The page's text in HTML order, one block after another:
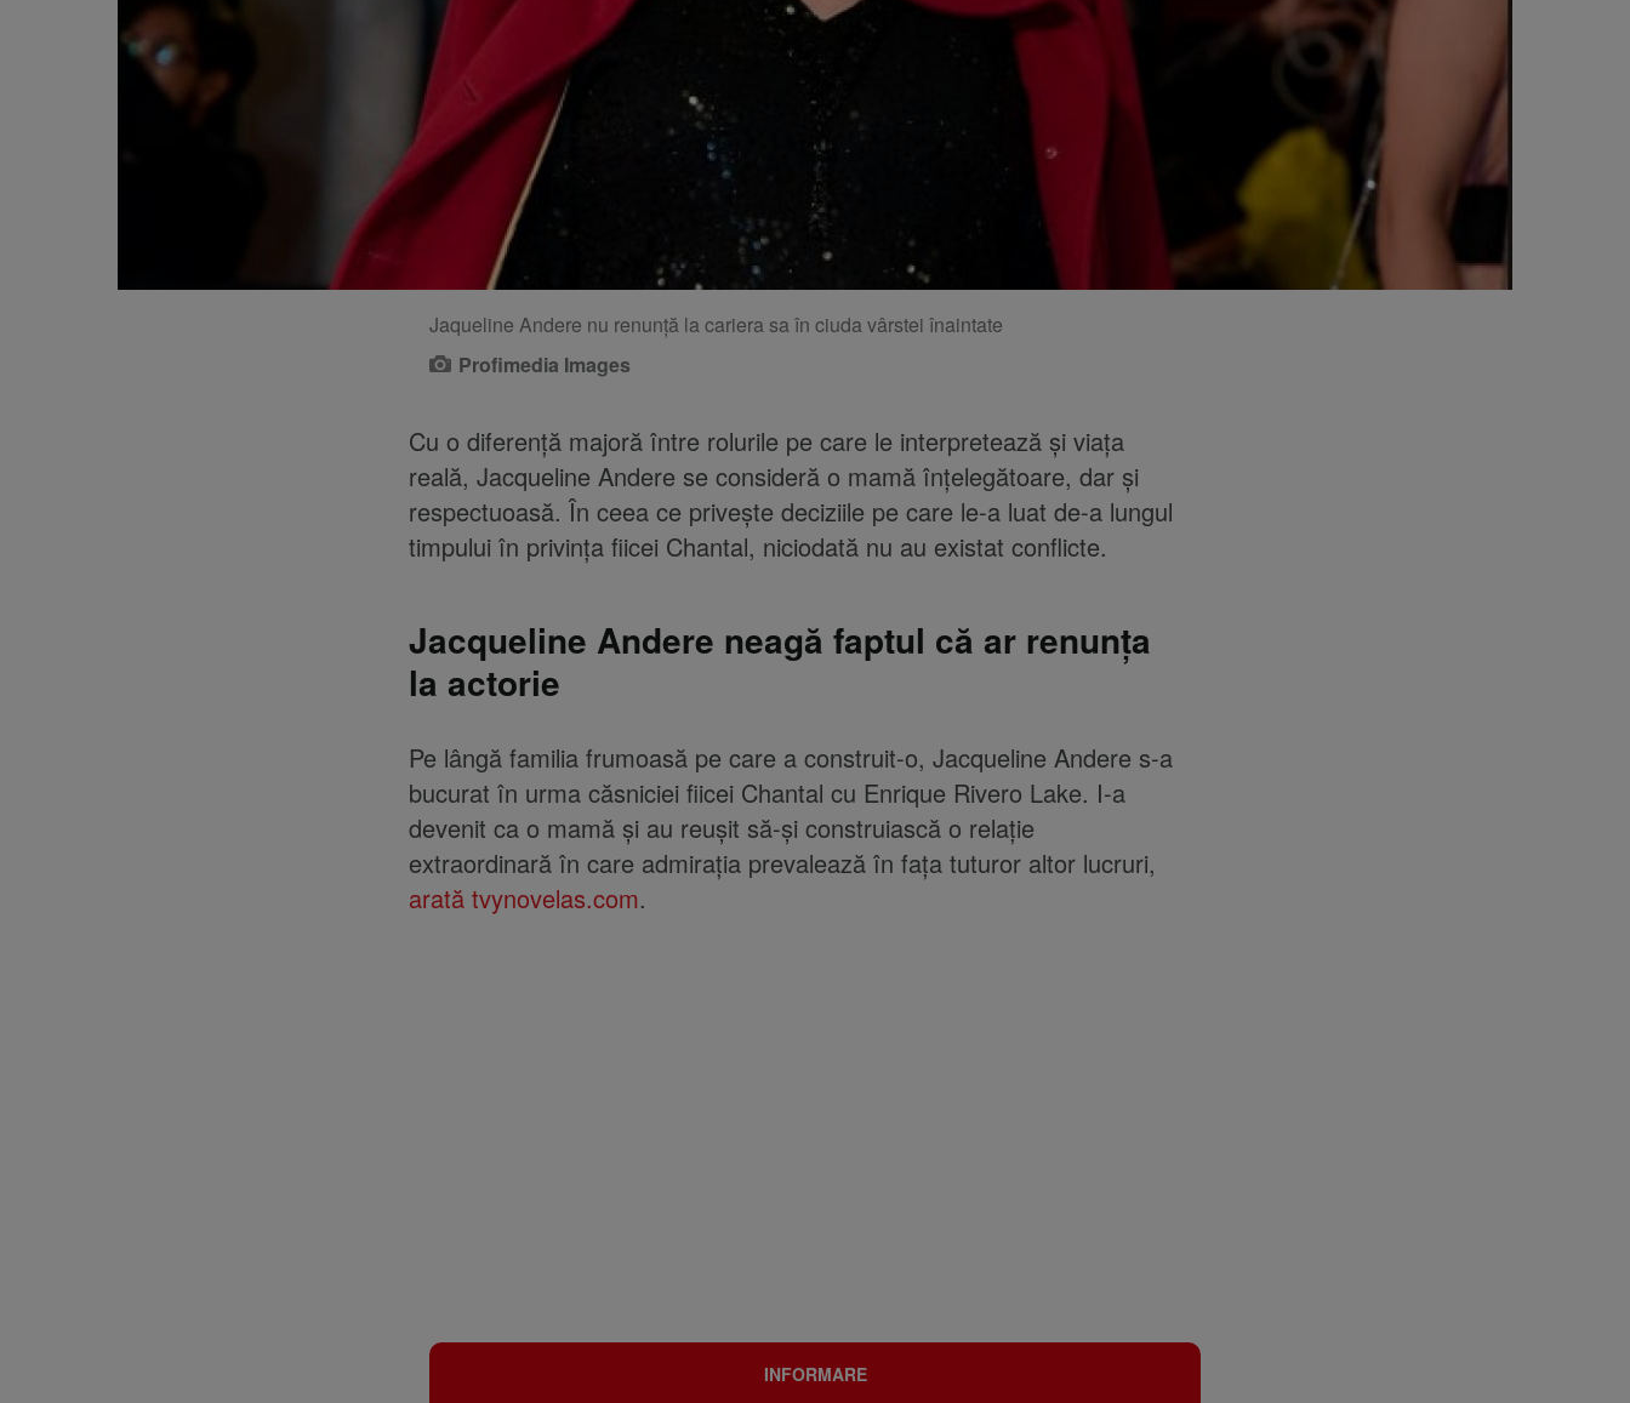
Jaqueline Andere nu renunță la cariera sa în ciuda vârstei înaintate
Profimedia Images
Cu o diferență majoră între rolurile pe care le interpretează și viața
reală, Jacqueline Andere se consideră o mamă înțelegătoare, dar și
respectuoasă. În ceea ce privește deciziile pe care le-a luat de-a lungul
timpului în privința fiicei Chantal, niciodată nu au existat conflicte.
Jacqueline Andere neagă faptul că ar renunța
la actorie
Pe lângă familia frumoasă pe care a construit-o, Jacqueline Andere s-a
bucurat în urma căsniciei fiicei Chantal cu Enrique Rivero Lake. I-a
devenit ca o mamă și au reușit să-și construiască o relație
extraordinară în care admirația prevalează în fața tuturor altor lucruri,
arată tvynovelas.com.
INFORMARE